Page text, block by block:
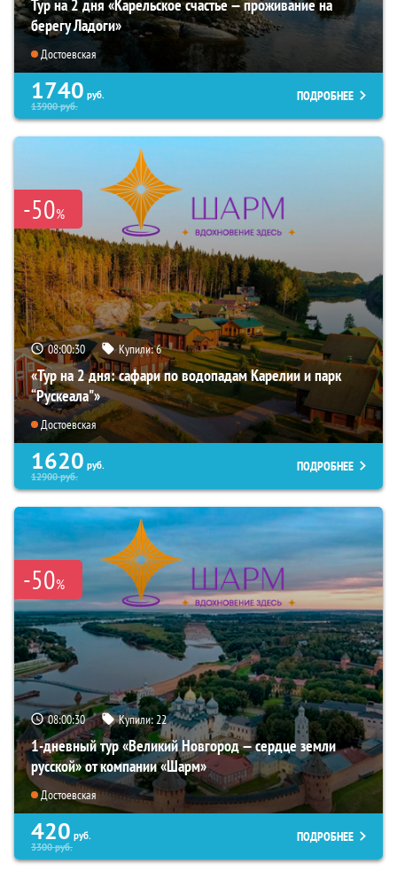
Тур на 2 дня «Карельское счастье — проживание на
берегу Ладоги»
Достоевская
1740 руб.
13900руб.
ПОДРОБНЕЕ
-50%
08:00:29 Купили:6
«Тур на 2 дня: сафари по водопадам Карелии и парк
“Рускеала"»
Достоевская
1620 руб.
12900руб.
ПОДРОБНЕЕ
-50%
08:00:29 Купили:22
1-дневный тур «Великий Новгород — сердце земли
русской» от компании «Шарм»
Достоевская
420 руб.
3300руб.
ПОДРОБНЕЕ